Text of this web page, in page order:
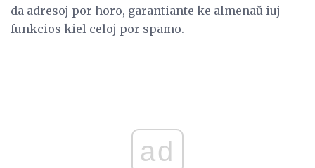
da adresoj por horo, garantiante ke almenaŭ iuj
funkcios kiel celoj por spamo.
ad